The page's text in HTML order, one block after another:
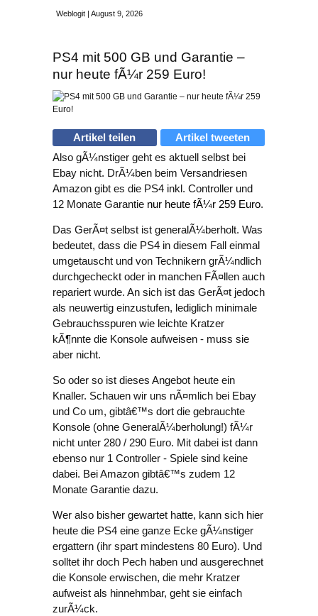
Weblogit | August 9, 2026
PS4 mit 500 GB und Garantie –
nur heute fÃ¼r 259 Euro!
Artikel teilen
Artikel tweeten
Also gÃ¼nstiger geht es aktuell selbst bei
Ebay nicht. DrÃ¼ben beim Versandriesen
Amazon gibt es die PS4 inkl. Controller und
12 Monate Garantie nur heute fÃ¼r 259 Euro.
Das GerÃ¤t selbst ist generalÃ¼berholt. Was
bedeutet, dass die PS4 in diesem Fall einmal
umgetauscht und von Technikern grÃ¼ndlich
durchgecheckt oder in manchen FÃ¤llen auch
repariert wurde. An sich ist das GerÃ¤t jedoch
als neuwertig einzustufen, lediglich minimale
Gebrauchsspuren wie leichte Kratzer
kÃ¶nnte die Konsole aufweisen - muss sie
aber nicht.
So oder so ist dieses Angebot heute ein
Knaller. Schauen wir uns nÃ¤mlich bei Ebay
und Co um, gibtâ€™s dort die gebrauchte
Konsole (ohne GeneralÃ¼berholung!) fÃ¼r
nicht unter 280 / 290 Euro. Mit dabei ist dann
ebenso nur 1 Controller - Spiele sind keine
dabei. Bei Amazon gibtâ€™s zudem 12
Monate Garantie dazu.
Wer also bisher gewartet hatte, kann sich hier
heute die PS4 eine ganze Ecke gÃ¼nstiger
ergattern (ihr spart mindestens 80 Euro). Und
solltet ihr doch Pech haben und ausgerechnet
die Konsole erwischen, die mehr Kratzer
aufweist als hinnehmbar, geht sie einfach
zurÃ¼ck.